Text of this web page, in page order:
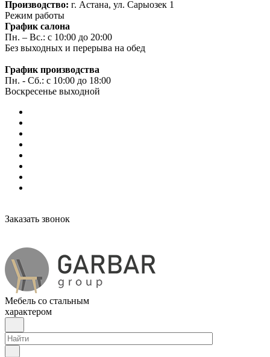
Производство: г. Астана, ул. Сарыозек 1
Режим работы
График салона
Пн. – Вс.: с 10:00 до 20:00
Без выходных и перерыва на обед
График производства
Пн. - Сб.: с 10:00 до 18:00
Воскресенье выходной
Заказать звонок
Мебель со стальным
характером